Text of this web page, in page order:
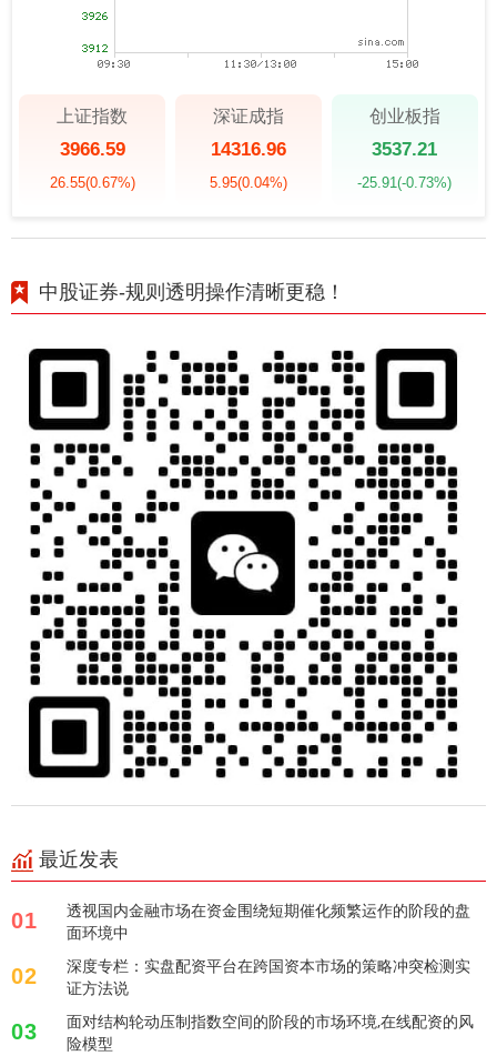
上证指数
3966.59
26.55(0.67%)
深证成指
14316.96
5.95(0.04%)
创业板指
3537.21
-25.91(-0.73%)
中股证券-规则透明操作清晰更稳！
最近发表
01
透视国内金融市场在资金围绕短期催化频繁运作的阶段的盘
面环境中
02
深度专栏：实盘配资平台在跨国资本市场的策略冲突检测实
证方法说
03
面对结构轮动压制指数空间的阶段的市场环境,在线配资的风
险模型